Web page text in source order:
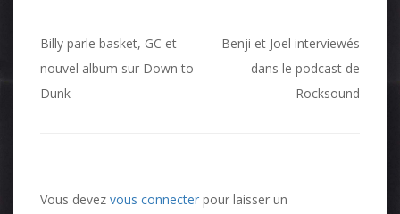
Navigation
de
l’article
Billy parle basket, GC et
nouvel album sur Down to
Dunk
Benji et Joel interviewés
dans le podcast de
Rocksound
Vous devez vous connecter pour laisser un